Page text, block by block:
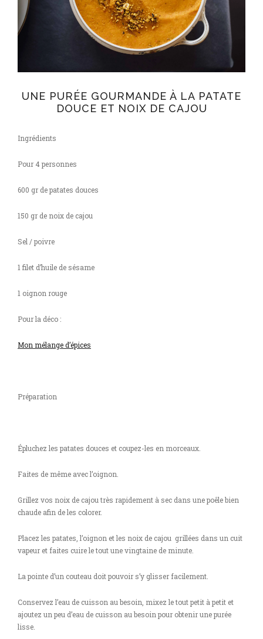
UNE PURÉE GOURMANDE À LA PATATE
DOUCE ET NOIX DE CAJOU
Ingrédients
Pour 4 personnes
600 gr de patates douces
150 gr de noix de cajou
Sel / poivre
1 filet d’huile de sésame
1 oignon rouge
Pour la déco :
Mon mélange d’épices
Préparation
Épluchez les patates douces et coupez-les en morceaux.
Faites de même avec l’oignon.
Grillez vos noix de cajou très rapidement à sec dans une poêle bien
chaude afin de les colorer.
Placez les patates, l’oignon et les noix de cajou grillées dans un cuit
vapeur et faites cuire le tout une vingtaine de minute.
La pointe d’un couteau doit pouvoir s’y glisser facilement.
Conservez l’eau de cuisson au besoin, mixez le tout petit à petit et
ajoutez un peu d’eau de cuisson au besoin pour obtenir une purée
lisse.